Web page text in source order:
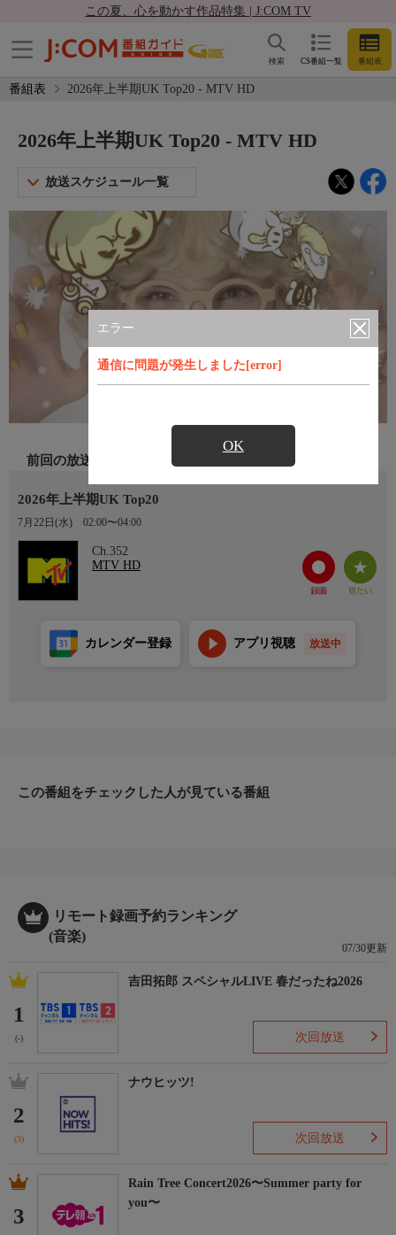
この夏、心を動かす作品特集 | J:COM TV
CS番組一覧 番組表
検索
番組表 2026年上半期UK Top20 - MTV HD
エラー
通信に問題が発生しました[error]
OK
2026年上半期UK Top20 - MTV HD
放送スケジュール一覧
前回の放送
2026年上半期UK Top20
7月22日(水) 02:00〜04:00
Ch.352
MTV HD
カレンダー登録 アプリ視聴 放送中
この番組をチェックした人が見ている番組
リモート録画予約ランキング
(音楽)
07/30更新
1
(-)
吉田拓郎 スペシャルLIVE 春だったね2026
次回放送
2
(3)
ナウヒッツ!
次回放送
3
Rain Tree Concert2026〜Summer party for
you〜